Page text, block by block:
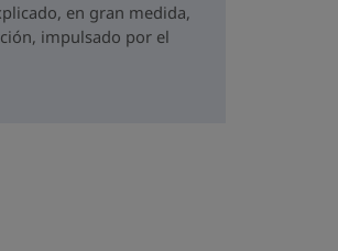
en gran medida,
impulsado por el